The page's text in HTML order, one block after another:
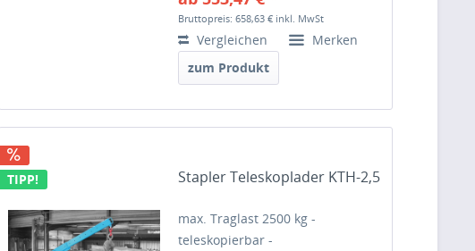
Bruttopreis: 658,63 € inkl. MwSt
Vergleichen
Merken
zum Produkt
TIPP! Stapler Teleskoplader KTH-2,5
max. Traglast 2500 kg -
teleskopierbar -